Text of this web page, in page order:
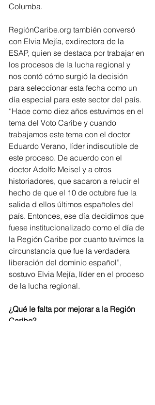
Columba.
RegiónCaribe.org también conversó
con Elvia Mejía, exdirectora de la
ESAP, quien se destaca por trabajar en
los procesos de la lucha regional y
nos contó cómo surgió la decisión
para seleccionar esta fecha como un
día especial para este sector del país.
“Hace como diez años estuvimos en el
tema del Voto Caribe y cuando
trabajamos este tema con el doctor
Eduardo Verano, líder indiscutible de
este proceso. De acuerdo con el
doctor Adolfo Meisel y a otros
historiadores, que sacaron a relucir el
hecho de que el 10 de octubre fue la
salida d ellos últimos españoles del
país. Entonces, ese día decidimos que
fuese institucionalizado como el día de
la Región Caribe por cuanto tuvimos la
circunstancia que fue la verdadera
liberación del dominio español”,
sostuvo Elvia Mejía, líder en el proceso
de la lucha regional.
¿Qué le falta por mejorar a la Región
Caribe?